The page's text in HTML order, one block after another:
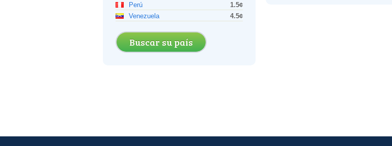
Perú
1.5¢
Venezuela
4.5¢
Buscar su país